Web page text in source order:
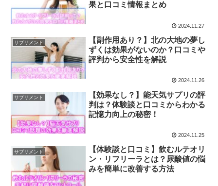
果と口コミ情報まとめ
2024.11.27
サプリメント
【副作用あり？】北の大地の夢し
ずくは効果がないのか？口コミや
評判から安全性を解説
2024.11.26
サプリメント
【効果なし？】能天気サプリの評
判は？体験談と口コミからわかる
記憶力向上の秘密！
2024.11.25
サプリメント
【体験談と口コミ】飲むルテオリ
ン・リフリーラとは？尿酸値の悩
みを簡単に改善する方法